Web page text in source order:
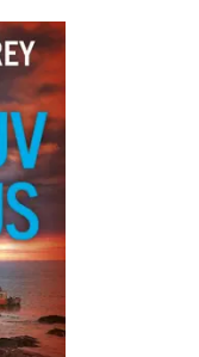
(15)
(107)
Sport (52)
(9)
(8)